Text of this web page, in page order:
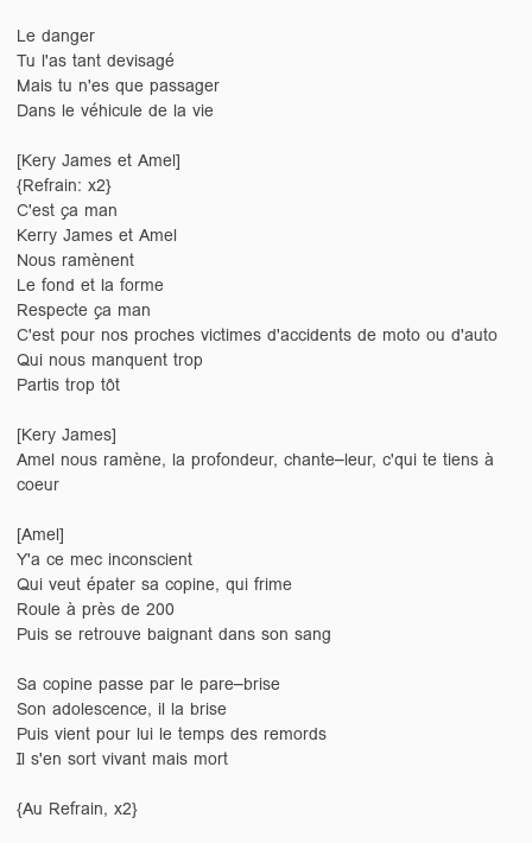
Le danger
Tu l'as tant devisagé
Mais tu n'es que passager
Dans le véhicule de la vie
[Kery James et Amel]
{Refrain: x2}
C'est ça man
Kerry James et Amel
Nous ramènent
Le fond et la forme
Respecte ça man
C'est pour nos proches victimes d'accidents de moto ou d'auto
Qui nous manquent trop
Partis trop tôt
[Kery James]
Amel nous ramène, la profondeur, chante–leur, c'qui te tiens à
coeur
[Amel]
Y'a ce mec inconscient
Qui veut épater sa copine, qui frime
Roule à près de 200
Puis se retrouve baignant dans son sang
Sa copine passe par le pare–brise
Son adolescence, il la brise
Puis vient pour lui le temps des remords
Il s'en sort vivant mais mort
{Au Refrain, x2}